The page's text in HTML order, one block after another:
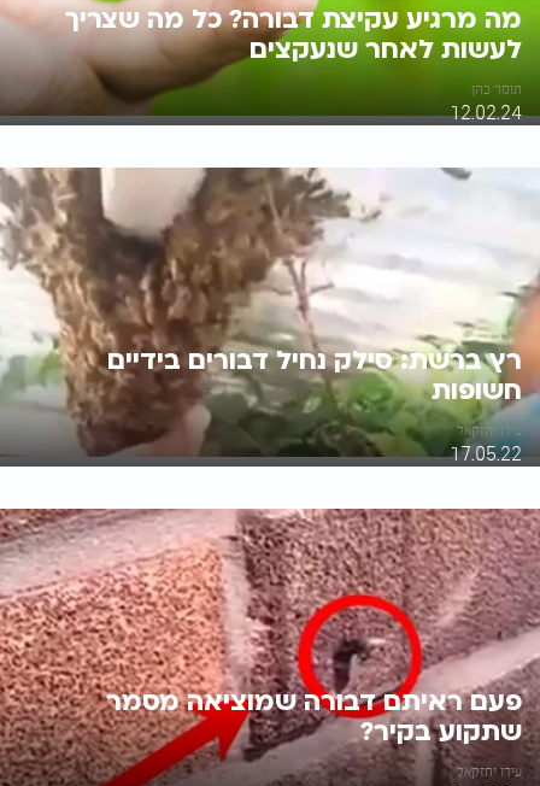
מה מרגיע עקיצת דבורה? כל מה שצריך
לעשות לאחר שנעקצים
תומר כהן
12.02.24
רץ ברשת: סילק נחיל דבורים בידיים
חשופות
עידו יחזקאל
17.05.22
פעם ראיתם דבורה שמוציאה מסמר
שתקוע בקיר?
עידו יחזקאל